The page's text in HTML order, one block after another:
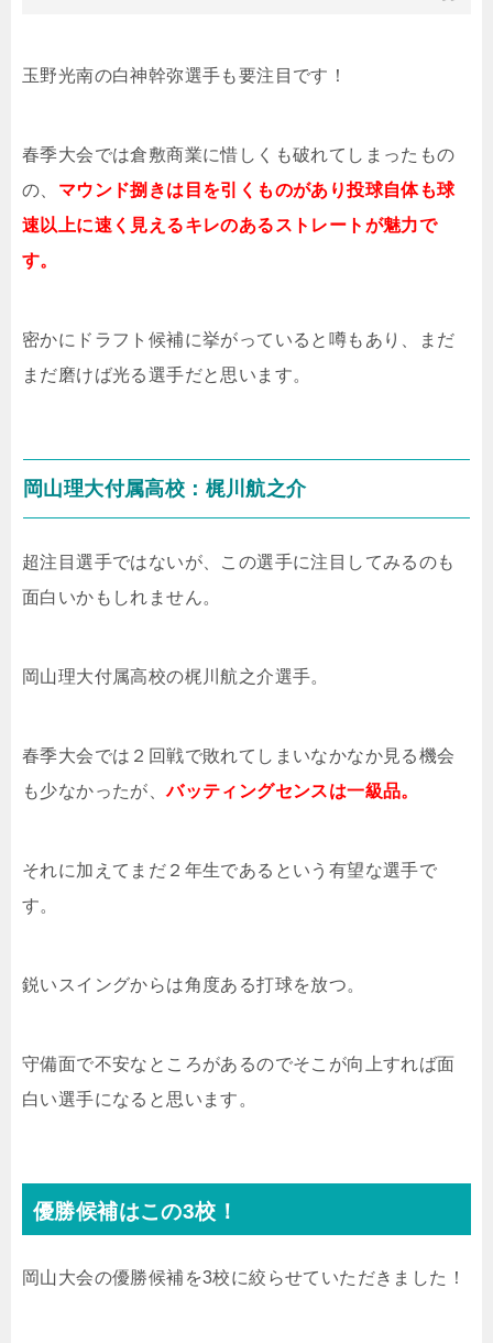
玉野光南の白神幹弥選手も要注目です！
春季大会では倉敷商業に惜しくも破れてしまったもの
の、 マウンド捌きは目を引くものがあり投球自体も球
速以上に速く見えるキレのあるストレートが魅力で
す。
密かにドラフト候補に挙がっていると噂もあり、まだ
まだ磨けば光る選手だと思います。
岡山理大付属高校：梶川航之介
超注目選手ではないが、この選手に注目してみるのも
面白いかもしれません。
岡山理大付属高校の梶川航之介選手。
春季大会では２回戦で敗れてしまいなかなか見る機会
も少なかったが、バッティングセンスは一級品。
それに加えてまだ２年生であるという有望な選手で
す。
鋭いスイングからは角度ある打球を放つ。
守備面で不安なところがあるのでそこが向上すれば面
白い選手になると思います。
優勝候補はこの3校！
岡山大会の優勝候補を3校に絞らせていただきました！